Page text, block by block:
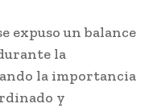
expuso un balance
la
la importancia
y